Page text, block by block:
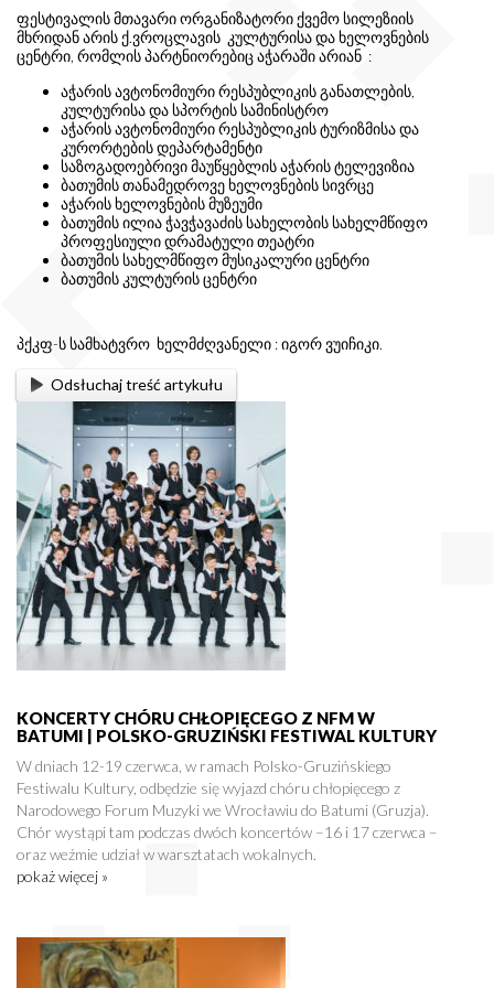
ფესტივალის მთავარი ორგანიზატორი ქვემო სილეზიის
მხრიდან არის ქ.ვროცლავის კულტურისა და ხელოვნების
ცენტრი, რომლის პარტნიორებიც აჭარაში არიან :
აჭარის ავტონომიური რესპუბლიკის განათლების,
კულტურისა და სპორტის სამინისტრო
აჭარის ავტონომიური რესპუბლიკის ტურიზმისა და
კურორტების დეპარტამენტი
საზოგადოებრივი მაუწყებლის აჭარის ტელევიზია
ბათუმის თანამედროვე ხელოვნების სივრცე
აჭარის ხელოვნების მუზეუმი
ბათუმის ილია ჭავჭავაძის სახელობის სახელმწიფო
პროფესიული დრამატული თეატრი
ბათუმის სახელმწიფო მუსიკალური ცენტრი
ბათუმის კულტურის ცენტრი
პქკფ-ს სამხატვრო ხელმძღვანელი : იგორ ვუიჩიკი.
Odsłuchaj treść artykułu
KONCERTY CHÓRU CHŁOPIĘCEGO Z NFM W
BATUMI | POLSKO-GRUZIŃSKI FESTIWAL KULTURY
W dniach 12-19 czerwca, w ramach Polsko-Gruzińskiego
Festiwalu Kultury, odbędzie się wyjazd chóru chłopięcego z
Narodowego Forum Muzyki we Wrocławiu do Batumi (Gruzja).
Chór wystąpi tam podczas dwóch koncertów –16 i 17 czerwca –
oraz weźmie udział w warsztatach wokalnych.
pokaż więcej »